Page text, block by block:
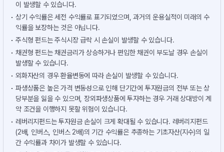
이 발생할 수 있습니다.
상기 수익률은 세전 수익률로 표기되었으며, 과거의 운용실적이 미래의 수
익률을 보장하는 것은 아닙니다.
주식형 펀드는 주식시장 급락 시 손실이 발생할 수 있습니다.
채권형 펀드는 채권금리가 상승하거나 편입한 채권이 부도날 경우 손실이
발생할 수 있습니다.
외화자산의 경우 환율변동에 따라 손실이 발생할 수 있습니다.
파생상품은 높은 가격 변동성으로 인해 단기간에 투자원금의 전부 또는 상
당부분을 잃을 수 있으며, 장외파생상품에 투자하는 경우 거래 상대방이 계
약 조건을 이행하지 못할 위험이 있습니다.
레버리지펀드는 투자원금 손실이 크게 확대될 수 있습니다. 레버리지펀드
(2배, 인버스, 인버스 2배)의 기간 수익률은 추종하는 기초자산(지수)의 일
간 수익률과 차이가 발생할 수 있습니다.